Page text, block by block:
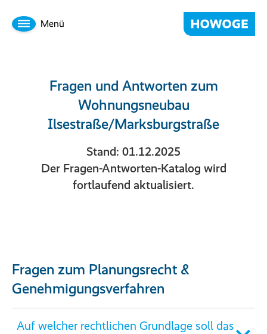
Menü
Fragen und Antworten zum
Wohnungsneubau
Ilsestraße/Marksburgstraße
Stand: 01.12.2025
Der Fragen-Antworten-Katalog wird
fortlaufend aktualisiert.
Fragen zum Planungsrecht &
Genehmigungsverfahren
Auf welcher rechtlichen Grundlage soll das